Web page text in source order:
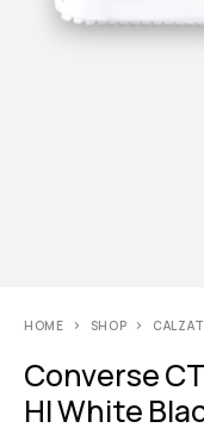
HOME SHOP
Converse
HI White